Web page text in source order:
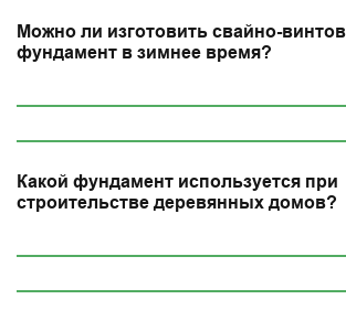
Можно ли изготовить свайно-
фундамент в зимнее время?
Какой фундамент используется при
строительстве деревянных домов?